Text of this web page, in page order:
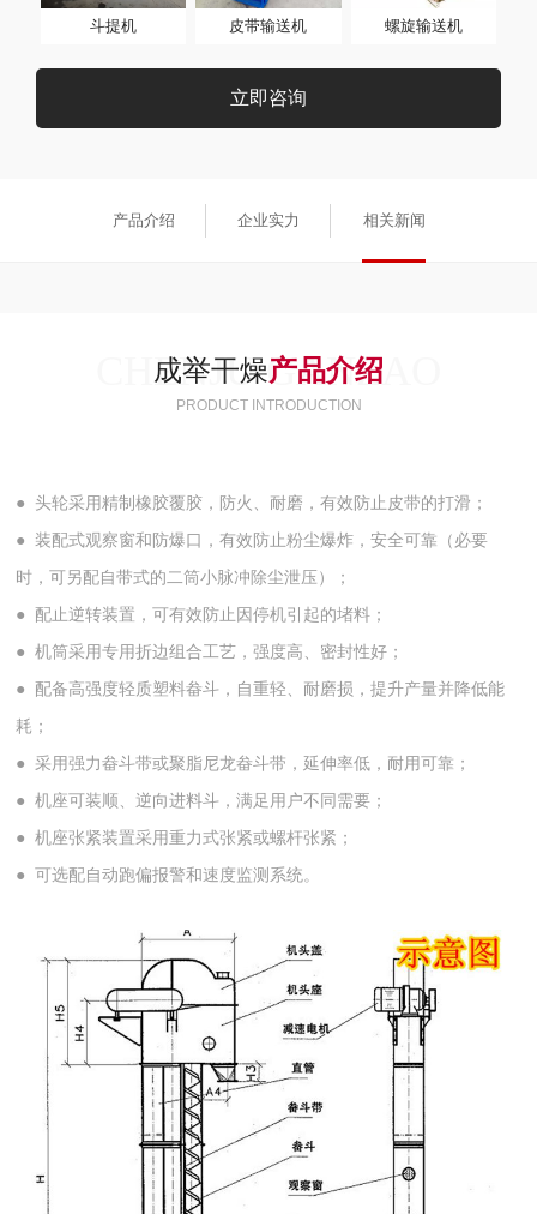
斗提机 皮带输送机 螺旋输送机
立即咨询
产品介绍 企业实力 相关新闻
成举干燥产品介绍
CHENJU GANZAO
PRODUCT INTRODUCTION
● 头轮采用精制橡胶覆胶，防火、耐磨，有效防止皮带的打滑；
● 装配式观察窗和防爆口，有效防止粉尘爆炸，安全可靠（必要
时，可另配自带式的二筒小脉冲除尘泄压）；
● 配止逆转装置，可有效防止因停机引起的堵料；
● 机筒采用专用折边组合工艺，强度高、密封性好；
● 配备高强度轻质塑料畚斗，自重轻、耐磨损，提升产量并降低能
耗；
● 采用强力畚斗带或聚脂尼龙畚斗带，延伸率低，耐用可靠；
● 机座可装顺、逆向进料斗，满足用户不同需要；
● 机座张紧装置采用重力式张紧或螺杆张紧；
● 可选配自动跑偏报警和速度监测系统。